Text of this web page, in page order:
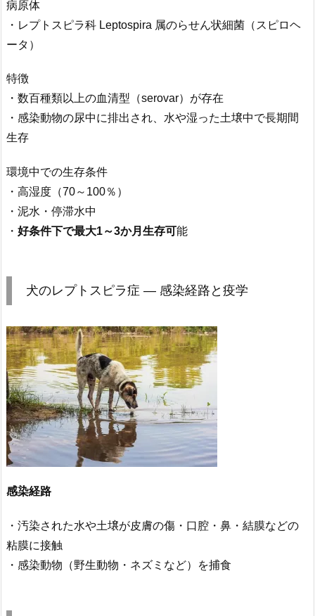
病原体
・レプトスピラ科 Leptospira 属のらせん状細菌（スピロヘ
ータ）
特徴
・数百種類以上の血清型（serovar）が存在
・感染動物の尿中に排出され、水や湿った土壌中で長期間
生存
環境中での生存条件
・高湿度（70～100％）
・泥水・停滞水中
・ 好条件下で最大1～3か月生存可能
犬のレプトスピラ症 ― 感染経路と疫学
感染経路
・汚染された水や土壌が皮膚の傷・口腔・鼻・結膜などの
粘膜に接触
・感染動物（野生動物・ネズミなど）を捕食